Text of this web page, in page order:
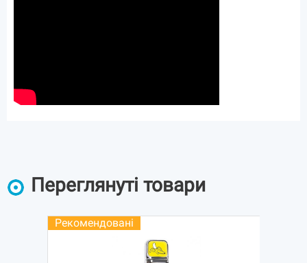
Переглянуті товари
Рекомендовані